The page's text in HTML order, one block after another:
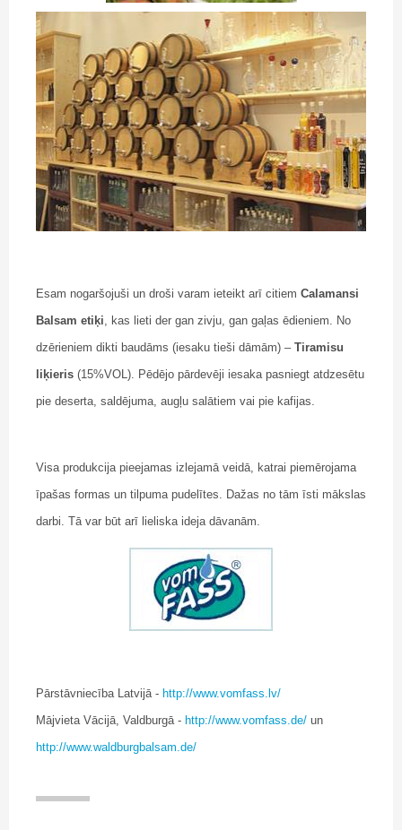
Esam nogaršojuši un droši varam ieteikt arī citiem Calamansi
Balsam etiķi, kas lieti der gan zivju, gan gaļas ēdieniem. No
dzērieniem dikti baudāms (iesaku tieši dāmām) – Tiramisu
liķieris (15%VOL). Pēdējo pārdevēji iesaka pasniegt atdzesētu
pie deserta, saldējuma, augļu salātiem vai pie kafijas.
Visa produkcija pieejamas izlejamā veidā, katrai piemērojama
īpašas formas un tilpuma pudelītes. Dažas no tām īsti mākslas
darbi. Tā var būt arī lieliska ideja dāvanām.
Pārstāvniecība Latvijā - http://www.vomfass.lv/
Mājvieta Vācijā, Valdburgā - http://www.vomfass.de/ un
http://www.waldburgbalsam.de/